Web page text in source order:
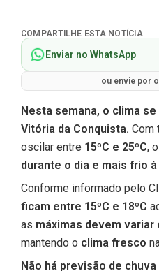
COMPARTILHE ESTA NOTÍCIA
Enviar no WhatsApp
ou envie por
Nesta semana, o clima
Vitória da Conquista. Com
oscilar entre 15ºC e 25ºC,
durante o dia e mais frio
Conforme informado pelo
ficam entre 15ºC e 18ºC
as máximas devem variar
mantendo o clima fresco
Não há previsão de